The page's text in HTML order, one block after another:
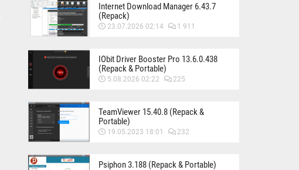
Internet Download Manager 6.43.7
(Repack)
23.07.2026 02:14 1 911
IObit Driver Booster Pro 13.6.0.438
(Repack & Portable)
5.08.2026 02:22 225
TeamViewer 15.40.8 (Repack &
Portable)
19.05.2023 18:01 232
Psiphon 3.188 (Repack & Portable)